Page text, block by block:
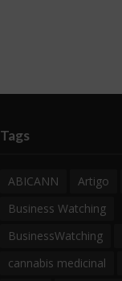
Tags
ABICANN Artigo
Business Watching
BusinessWatching
cannabis medicinal